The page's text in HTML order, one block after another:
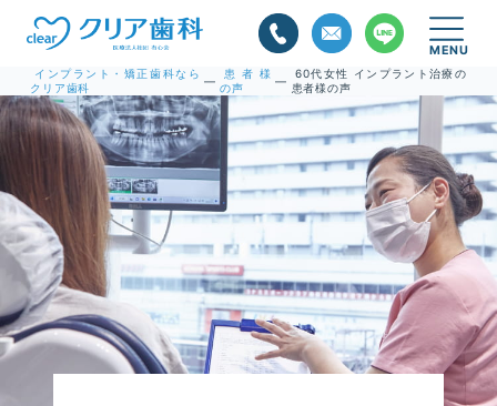
インプラント・矯正歯科なら
クリア歯科
—
患者様
の声
—
60代女性 インプラント治療の
患者様の声